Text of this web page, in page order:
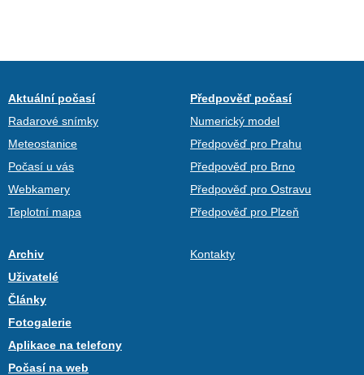
Aktuální počasí
Radarové snímky
Meteostanice
Počasí u vás
Webkamery
Teplotní mapa
Předpověď počasí
Numerický model
Předpověď pro Prahu
Předpověď pro Brno
Předpověď pro Ostravu
Předpověď pro Plzeň
Archiv
Uživatelé
Články
Fotogalerie
Aplikace na telefony
Počasí na web
Kontakty